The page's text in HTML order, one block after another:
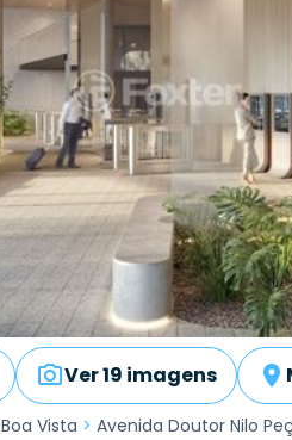
Ver 19 imagens
Boa Vista > Avenida Doutor Nilo